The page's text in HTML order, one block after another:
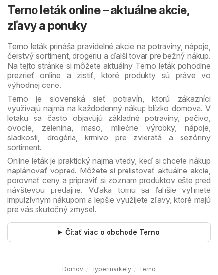
Terno leták online – aktuálne akcie,
zľavy a ponuky
Terno leták prináša pravidelné akcie na potraviny, nápoje,
čerstvý sortiment, drogériu a ďalší tovar pre bežný nákup.
Na tejto stránke si môžete aktuálny Terno leták pohodlne
prezrieť online a zistiť, ktoré produkty sú práve vo
výhodnej cene.
Terno je slovenská sieť potravín, ktorú zákazníci
využívajú najmä na každodenný nákup blízko domova. V
letáku sa často objavujú základné potraviny, pečivo,
ovocie, zelenina, mäso, mliečne výrobky, nápoje,
sladkosti, drogéria, krmivo pre zvieratá a sezónny
sortiment.
Online leták je praktický najmä vtedy, keď si chcete nákup
naplánovať vopred. Môžete si prelistovať aktuálne akcie,
porovnať ceny a pripraviť si zoznam produktov ešte pred
návštevou predajne. Vďaka tomu sa ľahšie vyhnete
impulzívnym nákupom a lepšie využijete zľavy, ktoré majú
pre vás skutočný zmysel.
Čítať viac o obchode Terno
Domov Hypermarkety Terno